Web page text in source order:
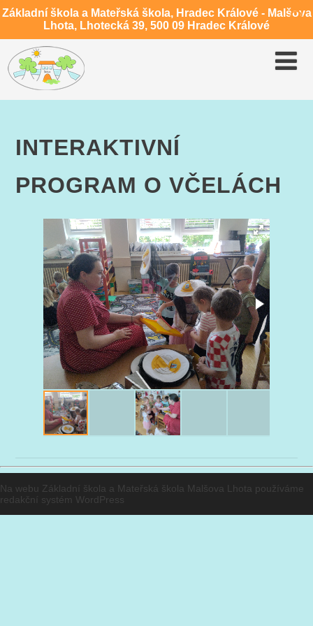
Základní škola a Mateřská škola, Hradec Králové - Malšova
Lhota, Lhotecká 39, 500 09 Hradec Králové
INTERAKTIVNÍ
PROGRAM O VČELÁCH
Na webu Základní škola a Mateřská škola Malšova Lhota používáme
redakční systém WordPress